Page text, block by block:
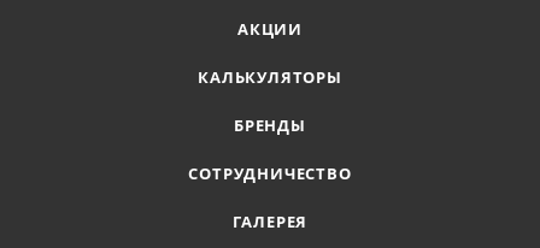
АКЦИИ
КАЛЬКУЛЯТОРЫ
БРЕНДЫ
СОТРУДНИЧЕСТВО
ГАЛЕРЕЯ